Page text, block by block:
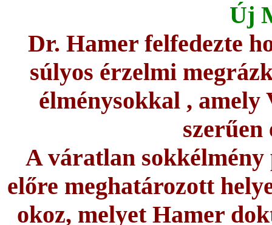
Új
Dr. Hamer felfedezte
súlyos érzelmi
élménysokkal ,
A váratlan
előre meghatározott
okoz, melyet Hamer